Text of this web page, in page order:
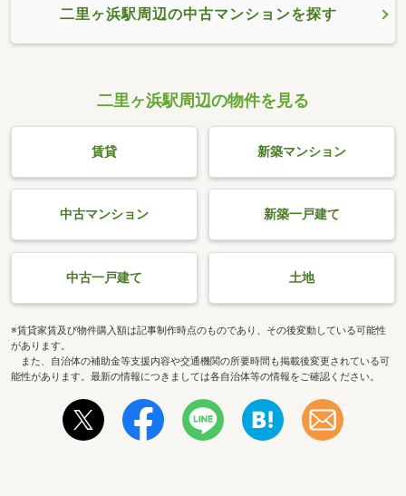
二里ヶ浜駅周辺の中古マンションを探す
二里ヶ浜駅周辺の物件を見る
賃貸 新築マンション
中古マンション 新築一戸建て
中古一戸建て 土地
※賃貸家賃及び物件購入額は記事制作時点のものであり、その後変動している可能性
があります。
また、自治体の補助金等支援内容や交通機関の所要時間も掲載後変更されている可
能性があります。最新の情報につきましては各自治体等の情報をご確認ください。